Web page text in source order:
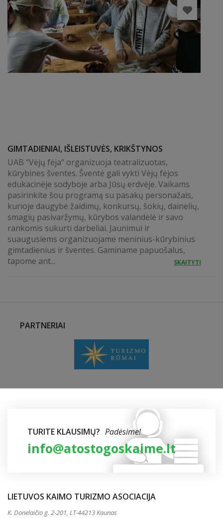
GIMTADIENIAI, IŠLEISTUVĖS, KRIKŠTYNOS
UAB “Vėjų fėja“ organizuoja teatralizuotas,
kūrybines šventes. Šventė gali vykti Vėjų fėjos
edukacinėje sodyboje arba Jūsų erdvėje. Vaikams
pasirinkite šou programą su pasakų personažais,
kurioje daugybė žaidimų, konkursų, šokių, dainelių,
smagių pasivaržymų, kūrybos valandėlė ir savo
rankomis sukurti darbeliai. Jaunimui ir
suaugusiems organizuojame meninius-kūrybinius
gimtadienius ir šventes. Gaminame papuošalus,
tapome ant...
SKAITYTI
PARTNERIAI
TURITE KLAUSIMŲ? Padėsime!
info@atostogoskaime.lt
LIETUVOS KAIMO TURIZMO ASOCIACIJA
K. Donelaičio g. 2-201, LT-44213 Kaunas